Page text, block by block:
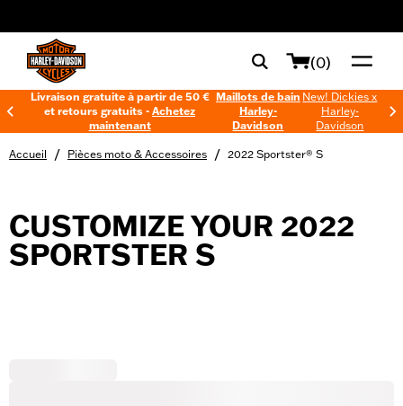
(0)
Livraison gratuite à partir de 50 €
et retours gratuits -Achetez
maintenant
Maillots de bain
Harley-
Davidson
New! Dickies x
Harley-
Davidson
Accueil / Pièces moto & Accessoires / 2022 Sportster® S
CUSTOMIZE YOUR 2022
SPORTSTER S